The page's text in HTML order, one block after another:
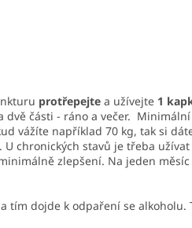
protřepejte a užívejte 1
dvě části - ráno a večer.
vážíte například 70 kg, tak si
U chronických stavů je třeba
zlepšení. Na jeden
tím dojde k odpaření se alkoholu.